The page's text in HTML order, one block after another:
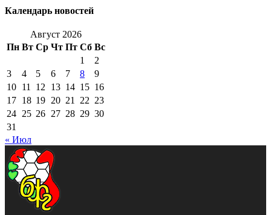
Календарь новостей
Август 2026
Пн Вт Ср Чт Пт Сб Вс
1
2
3
4 5 6 7 8
9
10 11 12 13 14 15 16
17 18 19 20 21 22 23
24 25 26 27 28 29 30
31
« Июл